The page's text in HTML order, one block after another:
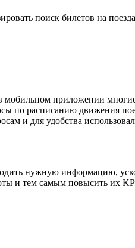
поиск билетов на
приложении
по расписанию движения
и для удобства
нужную информацию,
и тем самым повысить их